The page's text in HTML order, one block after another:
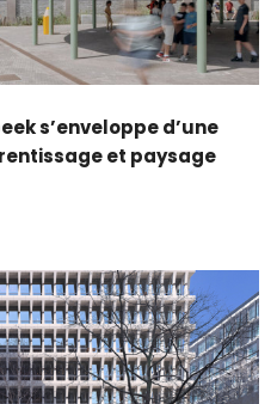
s’enveloppe d’une
et paysage